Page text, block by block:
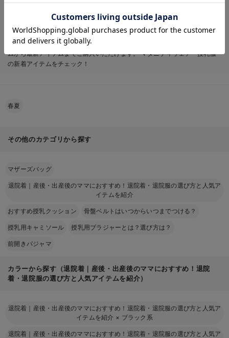
退院着｜産後・出産後のママにおすすめ！退院着・退院服の選び方と人気ア
イテムを紹介 (紫/パープル)系ならエンジェリーベ公式オンラインショッ
プ。ゆったりとしたシルエット、通気性の良い素材、 そして授乳に便利な
デザインなど、おしゃれで可愛い退院着｜産後・出産後のママにおすすめ！
退院着・退院服の選び方と人気アイテムを紹介 (紫/パープル)の定番アイテ
ムから最新アイテムまでご購入いただけます。 マタニティウェア・授乳服
の新着アイテムをチェック！
春夏
その他のカテゴリから探す
マザーズバッグ
退院着｜産後・出産後のママにおすすめ！退院着・退院服の選び方と人気ア
イテムを紹介
おすすめ授乳クッション 骨盤ベルトはいつからいつまでつける？
授乳用キャミソール 授乳用ブラジャーとは？選び方は？
前開きパジャマ
カラーから探す（退院着｜産後・出産後のママにおすすめ！退院
着・退院服の選び方と人気アイテムを紹介）
退院着｜産後・出産後のママにおすすめ！退院着・退院服の選び方と人気ア
イテムを紹介 × ブラック系
退院着｜産後・出産後のママにおすすめ！退院着・退院服の選び方と人気ア
お気に入り商品を確認する